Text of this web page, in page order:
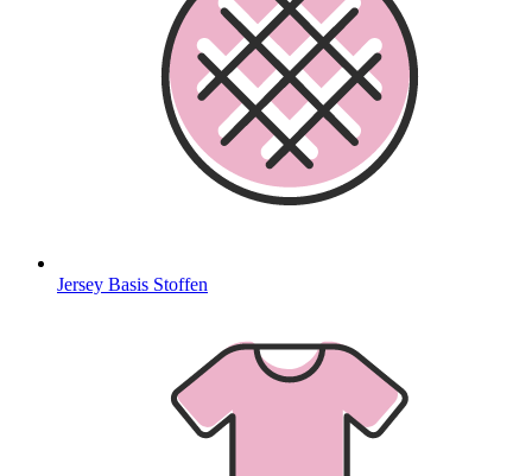
Jersey Basis Stoffen